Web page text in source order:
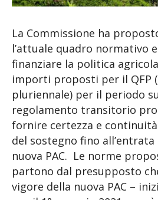
La Commissione ha
l’attuale quadro normativo
finanziare la politica
importi proposti per il QFP
pluriennale) per il periodo
regolamento transitorio
fornire certezza e
del sostegno fino
nuova PAC. Le norme
partono dal presupposto
vigore della nuova PAC –